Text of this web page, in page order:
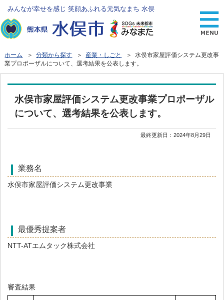
みんなが幸せを感じ 笑顔あふれる元気なまち 水俣
ホーム ＞分類から探す ＞ 産業・しごと
＞ 水俣市家屋評価システム更改事
業プロポーザルについて、選考結果を公表します。
水俣市家屋評価システム更改事業プロポーザル
について、選考結果を公表します。
最終更新日：2024年8月29日
業務名
水俣市家屋評価システム更改事業
最優秀提案者
NTT-ATエムタック株式会社
審査結果